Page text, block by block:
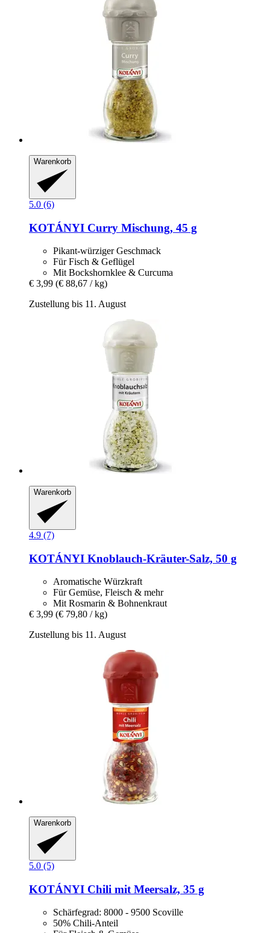
Warenkorb
5.0 (6)
KOTÁNYI Curry Mischung, 45 g
Pikant-würziger Geschmack
Für Fisch & Geflügel
Mit Bockshornklee & Curcuma
€ 3,99 (€ 88,67 / kg)
Zustellung bis 11. August
Warenkorb
4.9 (7)
KOTÁNYI Knoblauch-​Kräuter-​Salz, 50 g
Aromatische Würzkraft
Für Gemüse, Fleisch & mehr
Mit Rosmarin & Bohnenkraut
€ 3,99 (€ 79,80 / kg)
Zustellung bis 11. August
Warenkorb
5.0 (5)
KOTÁNYI Chili mit Meersalz, 35 g
Schärfegrad: 8000 - 9500 Scoville
50% Chili-Anteil